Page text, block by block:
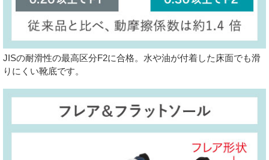
JISの耐滑性の最高区分F2に合格。水や油が付着した床面でも滑
りにくい靴底です。